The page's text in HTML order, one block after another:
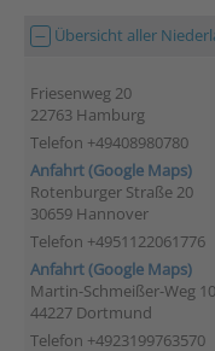
Übersicht aller
Friesenweg 20
22763 Hamburg
Telefon +49408980780
Anfahrt (Google Maps)
Rotenburger Straße 20
30659 Hannover
Telefon +4951122061776
Anfahrt (Google Maps)
Martin-Schmeißer-Weg 10
44227 Dortmund
Telefon +4923199763570